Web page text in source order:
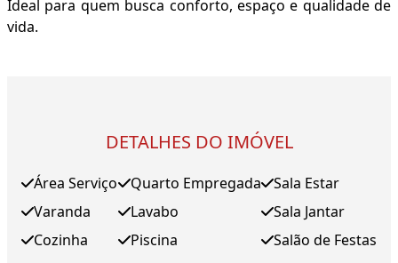
Ideal para quem busca conforto, espaço e qualidade de
vida.
DETALHES DO IMÓVEL
Área Serviço
Varanda
Cozinha
Quarto Empregada
Lavabo
Piscina
Sala Estar
Sala Jantar
Salão de Festas